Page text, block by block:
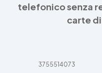
telefonico senza
carte
3755514073